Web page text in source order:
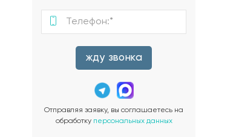
жду звонка
Отправляя заявку, вы соглашаетесь на
обработку персональных данных